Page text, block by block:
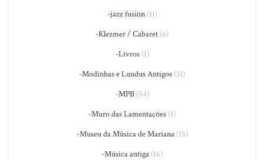
-jazz fusion(11)
-Klezmer / Cabaret (6)
-Livros(1)
-Modinhas e Lundus Antigos (31)
-MPB(54)
-Muro das Lamentações (1)
-Museu da Música de Mariana(15)
-Música antiga (16)